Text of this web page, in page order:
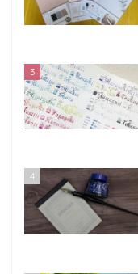
3
4